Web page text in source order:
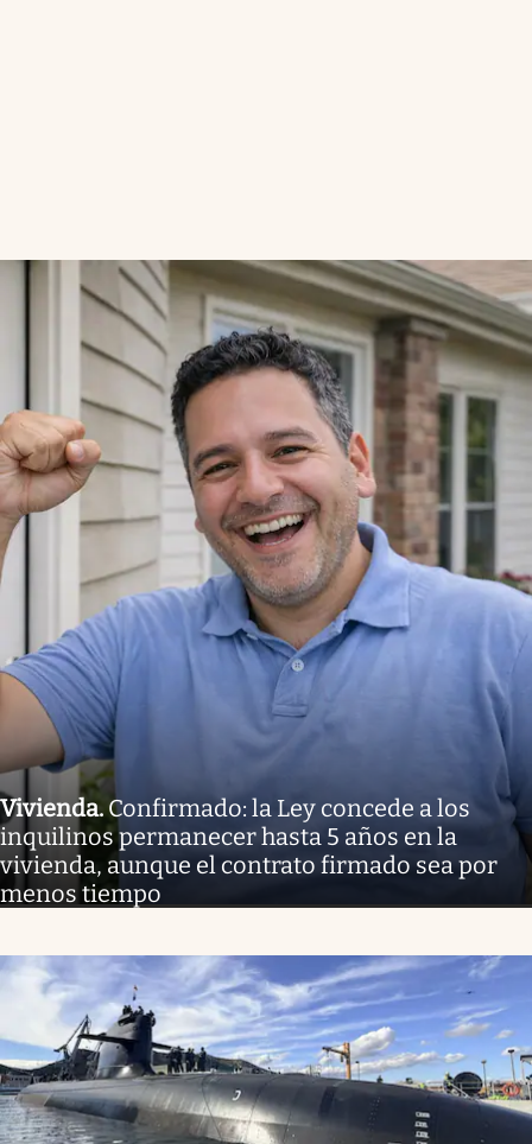
Vivienda.Confirmado: la Ley concede a los
inquilinos permanecer hasta 5 años en la
vivienda, aunque el contrato firmado sea por
menos tiempo